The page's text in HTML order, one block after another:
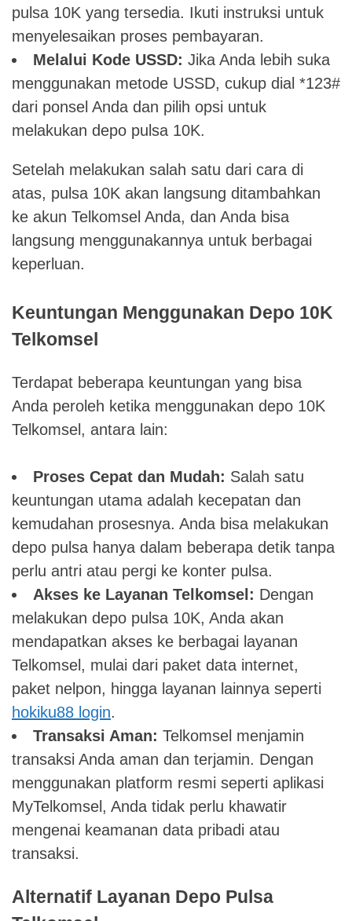
pulsa 10K yang tersedia. Ikuti instruksi untuk
menyelesaikan proses pembayaran.
Melalui Kode USSD: Jika Anda lebih suka
menggunakan metode USSD, cukup dial *123#
dari ponsel Anda dan pilih opsi untuk
melakukan depo pulsa 10K.
Setelah melakukan salah satu dari cara di
atas, pulsa 10K akan langsung ditambahkan
ke akun Telkomsel Anda, dan Anda bisa
langsung menggunakannya untuk berbagai
keperluan.
Keuntungan Menggunakan Depo 10K
Telkomsel
Terdapat beberapa keuntungan yang bisa
Anda peroleh ketika menggunakan depo 10K
Telkomsel, antara lain:
Proses Cepat dan Mudah: Salah satu
keuntungan utama adalah kecepatan dan
kemudahan prosesnya. Anda bisa melakukan
depo pulsa hanya dalam beberapa detik tanpa
perlu antri atau pergi ke konter pulsa.
Akses ke Layanan Telkomsel: Dengan
melakukan depo pulsa 10K, Anda akan
mendapatkan akses ke berbagai layanan
Telkomsel, mulai dari paket data internet,
paket nelpon, hingga layanan lainnya seperti
hokiku88 login.
Transaksi Aman: Telkomsel menjamin
transaksi Anda aman dan terjamin. Dengan
menggunakan platform resmi seperti aplikasi
MyTelkomsel, Anda tidak perlu khawatir
mengenai keamanan data pribadi atau
transaksi.
Alternatif Layanan Depo Pulsa